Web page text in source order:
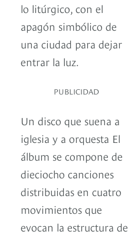
lo litúrgico, con el
apagón simbólico de
una ciudad para dejar
entrar la luz.
PUBLICIDAD
Un disco que suena a
iglesia y a orquesta El
álbum se compone de
dieciocho canciones
distribuidas en cuatro
movimientos que
evocan la estructura de